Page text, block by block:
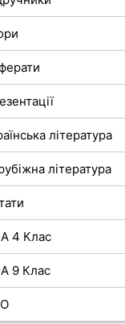
література
література
4 Клас
9 Клас